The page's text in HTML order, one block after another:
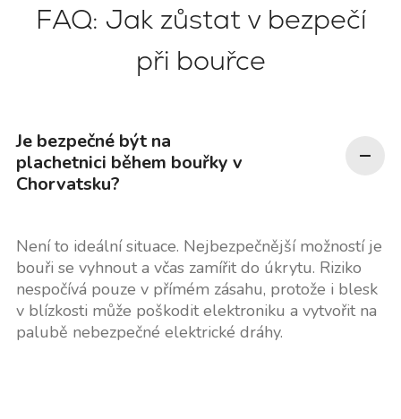
FAQ: Jak zůstat v bezpečí
při bouřce
Je bezpečné být na
plachetnici během bouřky v
Chorvatsku?
Není to ideální situace. Nejbezpečnější možností je
bouři se vyhnout a včas zamířit do úkrytu. Riziko
nespočívá pouze v přímém zásahu, protože i blesk
v blízkosti může poškodit elektroniku a vytvořit na
palubě nebezpečné elektrické dráhy.